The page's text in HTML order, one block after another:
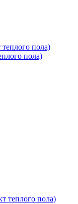
пола)
теплого пола)